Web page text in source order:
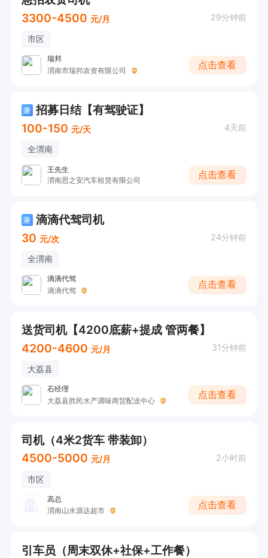
3300-4500 元/月 29分钟前
市区
瑞邦
渭南市瑞邦农资有限公司
点击查看
兼 招募日结【有驾驶证】
100-150 元/天 4天前
全渭南
王先生
渭南思之安汽车租赁有限公司
点击查看
兼 滴滴代驾司机
30 元/次 24分钟前
全渭南
滴滴代驾
滴滴代驾
点击查看
送货司机【4200底薪+提成 管两餐】
4200-4600 元/月 31分钟前
大荔县
石经理
大荔县胜民水产调味商贸配送中心
点击查看
司机（4米2货车 带装卸）
4500-5000 元/月 2小时前
市区
高总
渭南山水源达超市
点击查看
引车员（周末双休+社保+工作餐）